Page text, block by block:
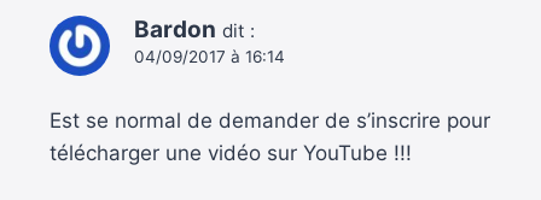
Bardon dit :
04/09/2017 à 16:14
Est se normal de demander de s’inscrire pour
télécharger une vidéo sur YouTube !!!